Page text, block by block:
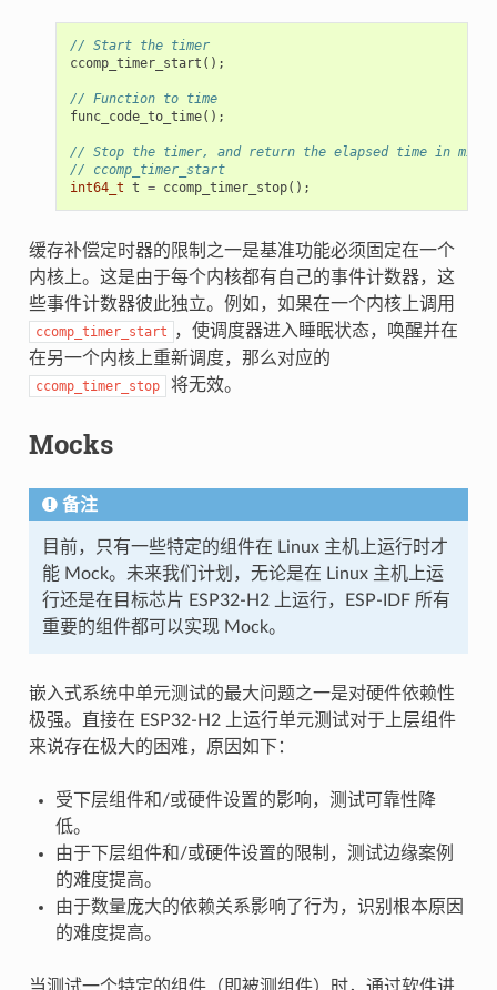
// Start the timer
ccomp_timer_start ();
// Function to time
func_code_to_time();
// Stop the timer, and return the elapsed time in
// ccomp_timer_start
int64_t t = ccomp_timer_stop();
缓存补偿定时器的限制之一是基准功能必须固定在一个
内核上。这是由于每个内核都有自己的事件计数器，这
些事件计数器彼此独立。例如，如果在一个内核上调用
ccomp_timer_start
，使调度器进入睡眠状态，唤醒并在
在另一个内核上重新调度，那么对应的
ccomp_timer_stop 将无效。
Mocks
备注
目前，只有一些特定的组件在 Linux 主机上运行时才
能 Mock。未来我们计划，无论是在 Linux 主机上运
行还是在目标芯片 ESP32-H2 上运行，ESP-IDF 所有
重要的组件都可以实现 Mock。
嵌入式系统中单元测试的最大问题之一是对硬件依赖性
极强。直接在 ESP32-H2 上运行单元测试对于上层组件
来说存在极大的困难，原因如下：
受下层组件和/或硬件设置的影响，测试可靠性降
低。
由于下层组件和/或硬件设置的限制，测试边缘案例
的难度提高。
由于数量庞大的依赖关系影响了行为，识别根本原因
的难度提高。